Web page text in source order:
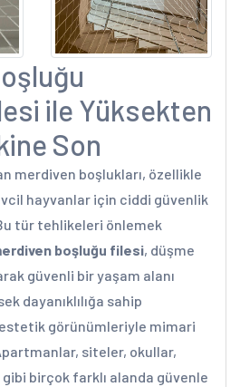
ile Yüksekten
Son
merdiven boşlukları, özellikle
hayvanlar için ciddi güvenlik
tür tehlikeleri önlemek
boşluğu filesi, düşme
güvenli bir yaşam alanı
dayanıklılığa sahip
görünümleriyle mimari
siteler, okullar,
birçok farklı alanda güvenle